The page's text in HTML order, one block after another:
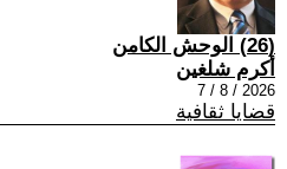
(26) الوحش الكامن
أكرم شلغين
2026 / 8 / 7
قضايا ثقافية